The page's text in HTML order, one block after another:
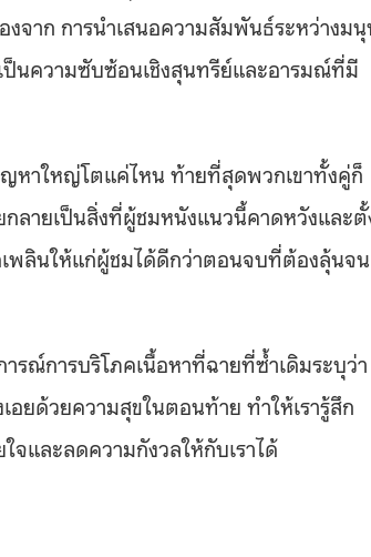
จาก การนำเสนอความสัมพันธ์ระหว่างม
ป็นความซับซ้อนเชิงสุนทรีย์และอารมณ์ที่มี
หาใหญ่โตแค่ไหน ท้ายที่สุดพวกเขาทั้งคู่ก็
ลายเป็นสิ่งที่ผู้ชมหนังแนวนี้คาดหวังและตั้
พลินให้แก่ผู้ชมได้ดีกว่าตอนจบที่ต้องลุ้นจน
ณ์การบริโภคเนื้อหาที่ฉายที่ซ้ำเดิมระบุว่า
อยด้วยความสุขในตอนท้าย ทำให้เรารู้สึก
และลดความกังวลให้กับเราได้